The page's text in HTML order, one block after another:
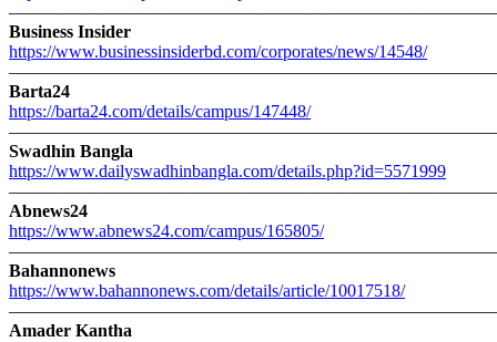
Business Insider
https://www.businessinsiderbd.com/corporates/news/14548/
Barta24
https://barta24.com/details/campus/147448/
Swadhin Bangla
https://www.dailyswadhinbangla.com/details.php?id=5571999
Abnews24
https://www.abnews24.com/campus/165805/
Bahannonews
https://www.bahannonews.com/details/article/10017518/
Amader Kantha